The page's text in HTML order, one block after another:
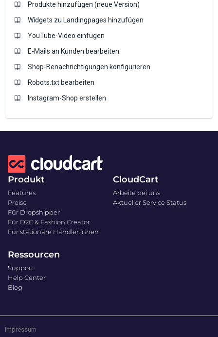
Produkte hinzufügen (neue Version)
Widgets zu Landingpages hinzufügen
YouTube-Video einfügen
E-Mails an Kunden bearbeiten
Shop-Benachrichtigungen konfigurieren
Robots.txt bearbeiten
Instagram-Shop erstellen
Produkt
Features
Preise
Für Dropshipper
Für D2C & Fashion Creator
Für stationäre Händler:innen
CloudCart
Arbeite bei uns
Aktueller Service Status
Ressourcen
Support
Help Center
Blog
Impressum